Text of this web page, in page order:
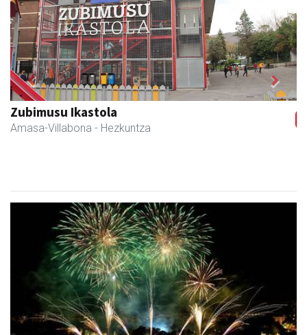
Iraola aholkularitza
Amasa-Villabona - Abokatuak
Previous Next